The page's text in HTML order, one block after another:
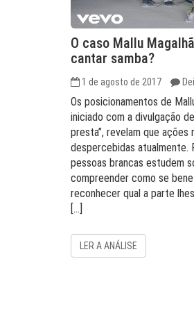
O caso Mallu
cantar samba?
1 de agosto de 2017
Os posicionamentos de
iniciado com a divulgação
presta”, revelam que ações
despercebidas atualmente.
pessoas brancas estudem
compreender como se
reconhecer qual a parte
[…]
LER A ANÁLISE